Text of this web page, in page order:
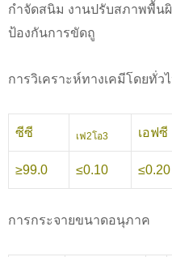
กำจัดสนิม งานปรับสภาพพื้น
ป้องกันการขัดถู
การวิเคราะห์ทางเคมีโดยทั่วไ
ซีซี เฟ2โอ3 เอฟซี
≥99.0 ≤0.10 ≤0.20
การกระจายขนาดอนุภาค